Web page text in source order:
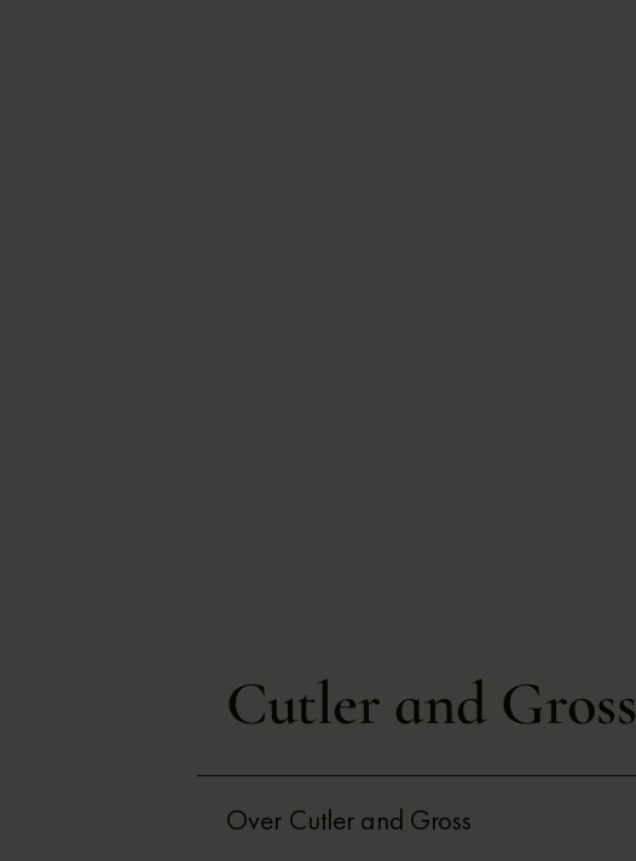
Cutler and Gross
Over Cutler and Gross